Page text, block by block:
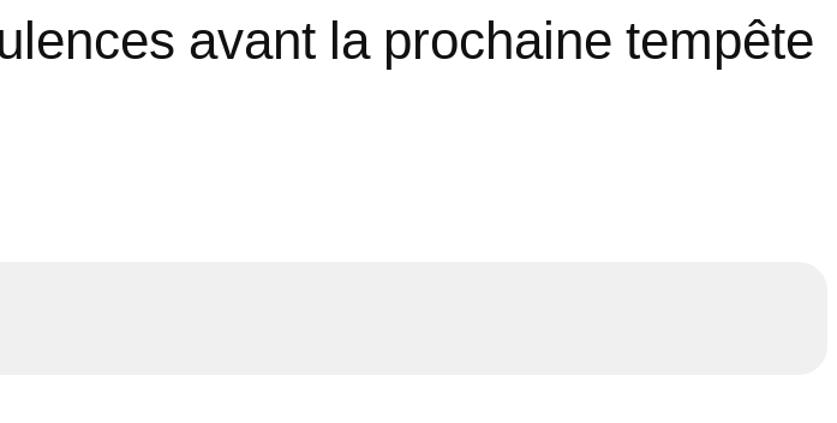
avant la prochaine tempête